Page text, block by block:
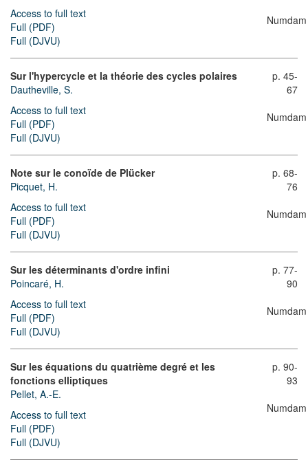
Access to full text
Full (PDF)
Full (DJVU)
Numdam
Sur l'hypercycle et la théorie des cycles polaires
Dautheville, S.
Access to full text
Full (PDF)
Full (DJVU)
p. 45-
67
Numdam
Note sur le conoïde de Plücker
Picquet, H.
Access to full text
Full (PDF)
Full (DJVU)
p. 68-
76
Numdam
Sur les déterminants d'ordre infini
Poincaré, H.
Access to full text
Full (PDF)
Full (DJVU)
p. 77-
90
Numdam
Sur les équations du quatrième degré et les
fonctions elliptiques
Pellet, A.-E.
Access to full text
Full (PDF)
Full (DJVU)
p. 90-
93
Numdam